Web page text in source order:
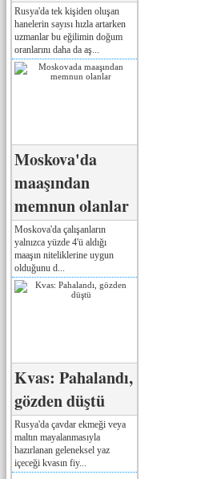
Rusya'da tek kişiden oluşan
hanelerin sayısı hızla artarken
uzmanlar bu eğilimin doğum
oranlarını daha da aş...
Moskova'da
maaşından
memnun olanlar
Moskova'da çalışanların
yalnızca yüzde 4'ü aldığı
maaşın niteliklerine uygun
olduğunu d...
Kvas: Pahalandı,
gözden düştü
Rusya'da çavdar ekmeği veya
maltın mayalanmasıyla
hazırlanan geleneksel yaz
içeceği kvasın fiy...